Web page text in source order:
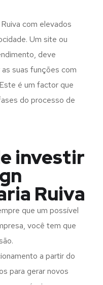
com elevados
Um site ou
deve
suas funções com
é um factor que
do processo de
investir
Ruiva
que um possível
você tem que
a partir do
para gerar novos